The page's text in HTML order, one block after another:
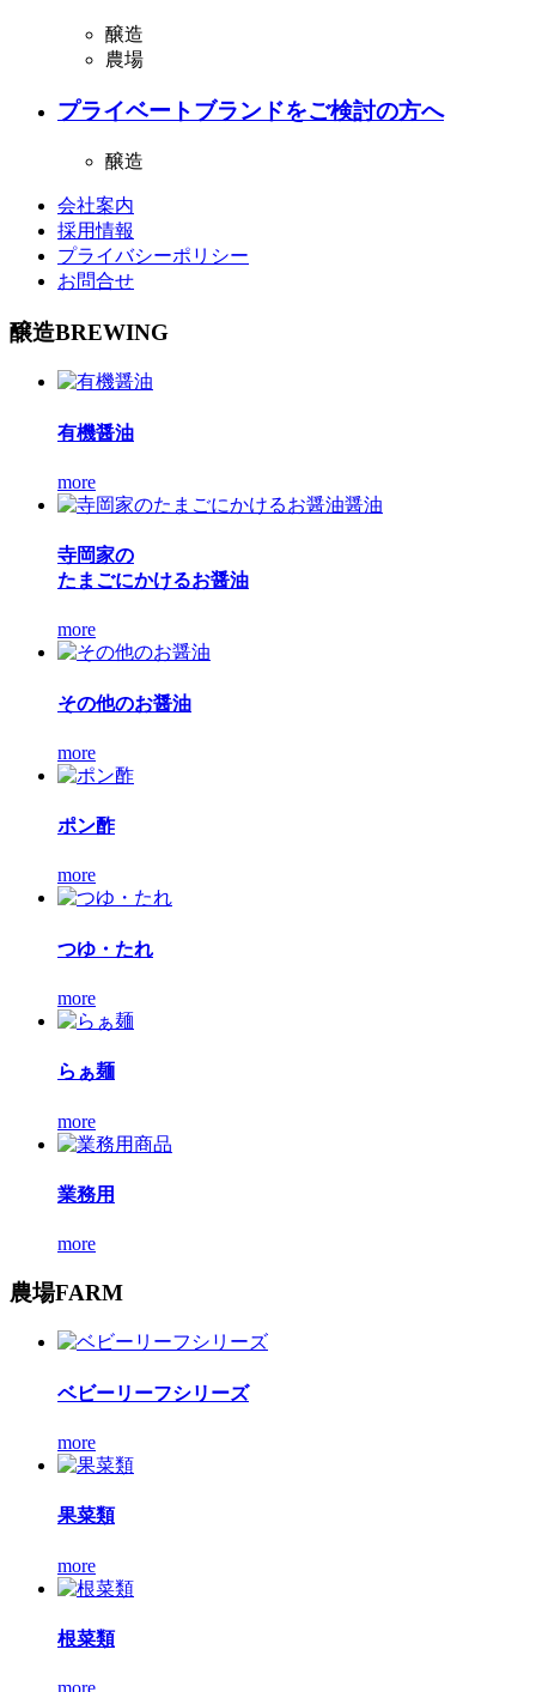
醸造
農場
プライベートブランドをご検討の方へ
醸造
会社案内
採用情報
プライバシーポリシー
お問合せ
醸造BREWING
有機醤油
more
寺岡家の
たまごにかけるお醤油
more
その他のお醤油
more
ポン酢
more
つゆ・たれ
more
らぁ麺
more
業務用
more
農場FARM
ベビーリーフシリーズ
more
果菜類
more
根菜類
more